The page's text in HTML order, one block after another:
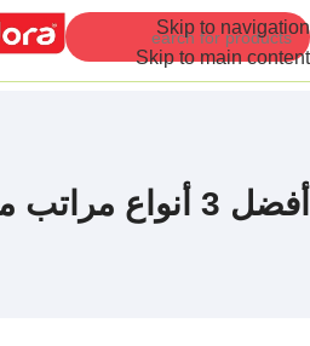
Skip to navigation
Skip to main content
أفضل 3 أنواع مراتب من الدورا لعام 2025 – تقييم العملاء